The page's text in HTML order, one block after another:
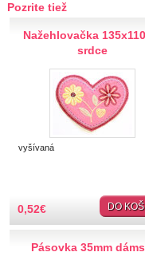
Lemovky
Nášivky a Nažehlovačky
Perie, pierka, perá
Pozrite tiež
Nažehlovačka
srdce
vyšívaná
0,52€ DO
Pásovka 35mm